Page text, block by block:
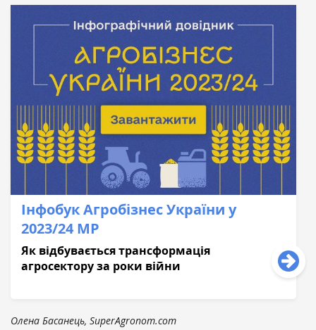
Інфобук Агробізнес України у
2023/24 МР
Як відбувається трансформація
агросектору за роки війни
Олена Басанець, SuperAgronom.com